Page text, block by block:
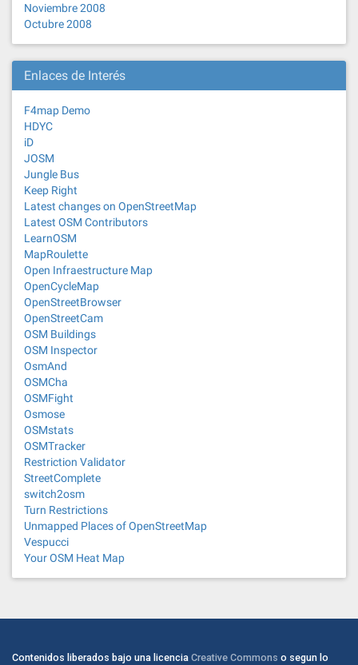
Noviembre 2008
Octubre 2008
Enlaces de Interés
F4map Demo
HDYC
iD
JOSM
Jungle Bus
Keep Right
Latest changes on OpenStreetMap
Latest OSM Contributors
LearnOSM
MapRoulette
Open Infraestructure Map
OpenCycleMap
OpenStreetBrowser
OpenStreetCam
OSM Buildings
OSM Inspector
OsmAnd
OSMCha
OSMFight
Osmose
OSMstats
OSMTracker
Restriction Validator
StreetComplete
switch2osm
Turn Restrictions
Unmapped Places of OpenStreetMap
Vespucci
Your OSM Heat Map
Contenidos liberados bajo una licencia Creative Commons o segun lo